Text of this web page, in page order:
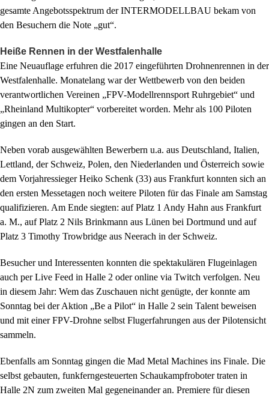
gesamte Angebotsspektrum der INTERMODELLBAU bekam von
den Besuchern die Note „gut“.
Heiße Rennen in der Westfalenhalle
Eine Neuauflage erfuhren die 2017 eingeführten Drohnenrennen in der
Westfalenhalle. Monatelang war der Wettbewerb von den beiden
verantwortlichen Vereinen „FPV-Modellrennsport Ruhrgebiet“ und
„Rheinland Multikopter“ vorbereitet worden. Mehr als 100 Piloten
gingen an den Start.
Neben vorab ausgewählten Bewerbern u.a. aus Deutschland, Italien,
Lettland, der Schweiz, Polen, den Niederlanden und Österreich sowie
dem Vorjahressieger Heiko Schenk (33) aus Frankfurt konnten sich an
den ersten Messetagen noch weitere Piloten für das Finale am Samstag
qualifizieren. Am Ende siegten: auf Platz 1 Andy Hahn aus Frankfurt
a. M., auf Platz 2 Nils Brinkmann aus Lünen bei Dortmund und auf
Platz 3 Timothy Trowbridge aus Neerach in der Schweiz.
Besucher und Interessenten konnten die spektakulären Flugeinlagen
auch per Live Feed in Halle 2 oder online via Twitch verfolgen. Neu
in diesem Jahr: Wem das Zuschauen nicht genügte, der konnte am
Sonntag bei der Aktion „Be a Pilot“ in Halle 2 sein Talent beweisen
und mit einer FPV-Drohne selbst Flugerfahrungen aus der Pilotensicht
sammeln.
Ebenfalls am Sonntag gingen die Mad Metal Machines ins Finale. Die
selbst gebauten, funkferngesteuerten Schaukampfroboter traten in
Halle 2N zum zweiten Mal gegeneinander an. Premiere für diesen